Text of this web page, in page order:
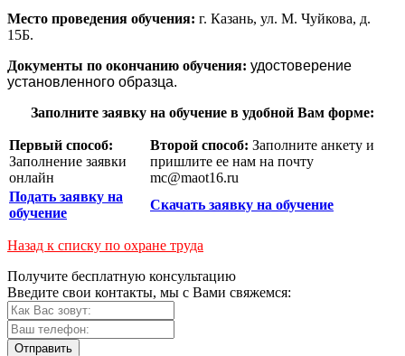
Место проведения обучения: г. Казань, ул. М. Чуйкова, д.
15Б.
Документы по окончанию обучения: удостоверение
установленного образца.
Заполните заявку на обучение в удобной Вам форме:
Первый способ:
Заполнение заявки
онлайн
Второй способ: Заполните анкету и
пришлите ее нам на почту
mc@maot16.ru
Подать заявку на
обучение
Скачать заявку на обучение
Назад к списку по охране труда
Получите бесплатную консультацию
Введите свои контакты, мы с Вами свяжемся:
Отправить